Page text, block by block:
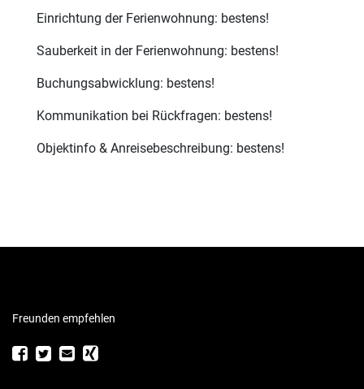
Einrichtung der Ferienwohnung: bestens!
Sauberkeit in der Ferienwohnung: bestens!
Buchungsabwicklung: bestens!
Kommunikation bei Rückfragen: bestens!
Objektinfo & Anreisebeschreibung: bestens!
Freunden empfehlen